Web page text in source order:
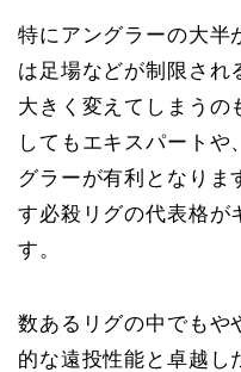
特にアングラーの大半
は足場などが制限され
大きく変えてしまうの
してもエキスパートや
グラーが有利となりま
す必殺リグの代表格が
す。
数あるリグの中でもや
的な遠投性能と卓越し